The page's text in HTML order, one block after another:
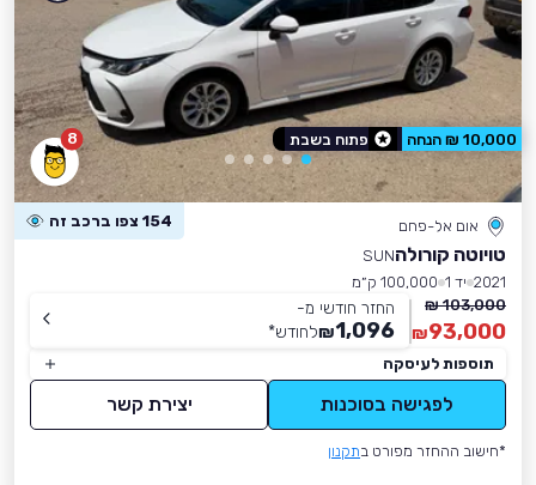
8
אום אל-פחם 154 צפו ברכב זה
טויוטה קורולהSUN
2021 יד 1
100,000 ק״מ
103,000 ₪
93,000
₪
החזר חודשי מ-
1,096
₪לחודש*
תוספות לעיסקה
לפגישה בסוכנות יצירת קשר
*חישוב ההחזר מפורט בתקנון
10,000 ₪ הנחה פתוח בשבת